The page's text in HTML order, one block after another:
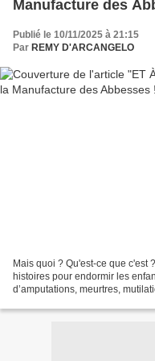
Manufacture des
Publié le 10/11/2025 à 21:15
Par REMY D'ARCANGELO
Mais quoi ? Qu'est-ce que c'est
histoires pour endormir les
d’amputations, meurtres,